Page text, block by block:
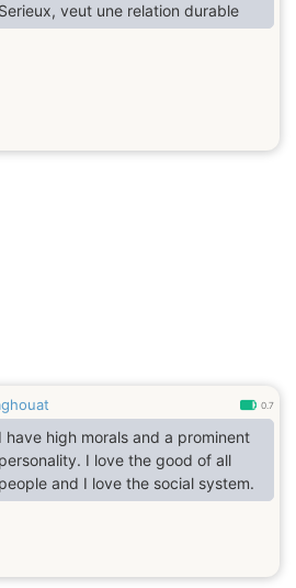
Serieux, veut une relation durable
0.7
I have high morals and a prominent
personality. I love the good of all
people and I love the social system.